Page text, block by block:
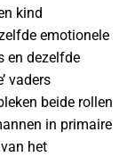
kind
emotionele
en dezelfde
vaders
beide rollen
in primaire
het